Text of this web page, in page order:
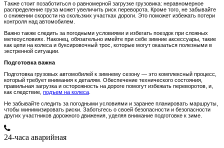
Также стоит позаботиться о равномерной загрузке грузовика: неравномерное
распределение груза может увеличить риск переворота. Кроме того, не забывайте
о снижении скорости на скользких участках дороги. Это поможет избежать потери
контроля над автомобилем.
Важно также следить за погодными условиями и избегать поездок при сложных
метеоусловиях. Наконец, обязательно имейте при себе зимние аксессуары, такие
как цепи на колеса и буксировочный трос, которые могут оказаться полезными в
экстренной ситуации.
Подготовка важна
Подготовка грузовых автомобилей к зимнему сезону — это комплексный процесс,
который требует внимания к деталям. Обеспечение технического состояния,
правильная загрузка и осторожность на дороге помогут избежать переворотов, и,
как следствие, подъем на колеса
Не забывайте следить за погодными условиями и заранее планировать маршруты,
чтобы минимизировать риски. Заботьтесь о своей безопасности и безопасности
других участников дорожного движения, уделяя внимание подготовке к зиме.
24-часа аварийная